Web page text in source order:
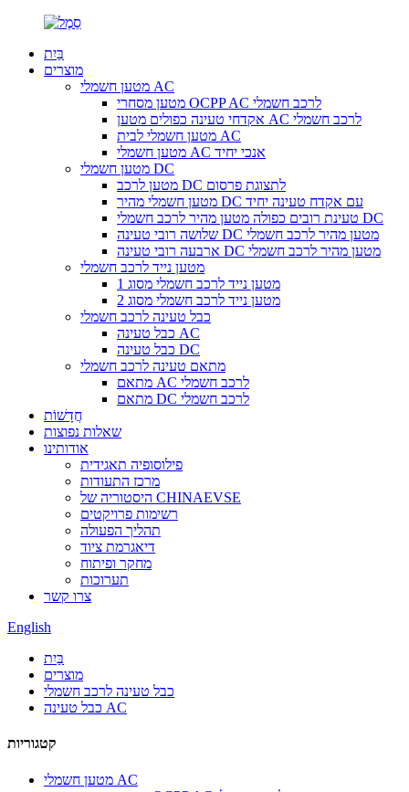
בַּיִת
מוצרים
מטען חשמלי AC
מטען מסחרי OCPP AC לרכב חשמלי
אקדחי טעינה כפולים מטען AC לרכב חשמלי
מטען חשמלי לבית AC
מטען חשמלי AC אנכי יחיד
מטען חשמלי DC
מטען לרכב DC לתצוגת פרסום
מטען חשמלי מהיר DC עם אקדח טעינה יחיד
טעינת רובים כפולה מטען מהיר לרכב חשמלי DC
שלושה רובי טעינה DC מטען מהיר לרכב חשמלי
ארבעה רובי טעינה DC מטען מהיר לרכב חשמלי
מטען נייד לרכב חשמלי
מטען נייד לרכב חשמלי מסוג 1
מטען נייד לרכב חשמלי מסוג 2
כבל טעינה לרכב חשמלי
כבל טעינה AC
כבל טעינה DC
מתאם טעינה לרכב חשמלי
מתאם AC לרכב חשמלי
מתאם DC לרכב חשמלי
חֲדָשׁוֹת
שאלות נפוצות
אודותינו
פילוסופיה תאגידית
מרכז התעודות
היסטוריה של CHINAEVSE
רשימות פרויקטים
תהליך הפעולה
דיאגרמת ציוד
מחקר ופיתוח
תערוכות
צרו קשר
English
בַּיִת
מוצרים
כבל טעינה לרכב חשמלי
כבל טעינה AC
קטגוריות
מטען חשמלי AC